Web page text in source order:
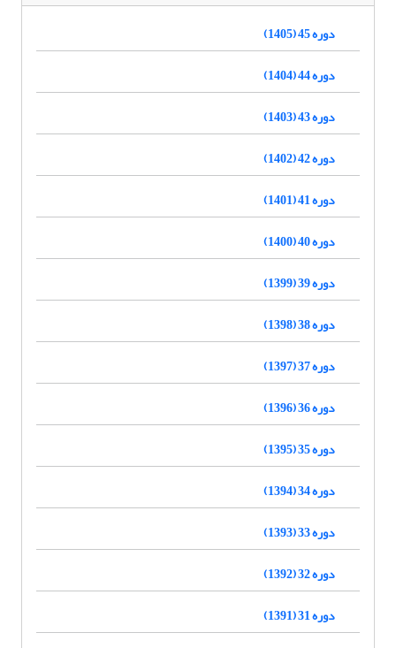
دوره 45 (1405)
دوره 44 (1404)
دوره 43 (1403)
دوره 42 (1402)
دوره 41 (1401)
دوره 40 (1400)
دوره 39 (1399)
دوره 38 (1398)
دوره 37 (1397)
دوره 36 (1396)
دوره 35 (1395)
دوره 34 (1394)
دوره 33 (1393)
دوره 32 (1392)
دوره 31 (1391)